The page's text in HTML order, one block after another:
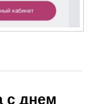
с днем